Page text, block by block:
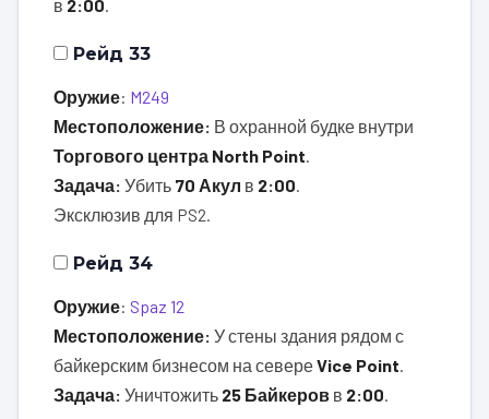
в 2:00
Рейд 33
Оружие: M249
Местоположение: В охранной будке внутри
Торгового центра North Point
Задача: Убить 70 Акул в 2:00
Эксклюзив для PS2.
Рейд 34
Оружие: Spaz 12
Местоположение: У стены здания рядом с
байкерским бизнесом на севереVice Point
Задача: Уничтожить 25 Байкеров в 2:00